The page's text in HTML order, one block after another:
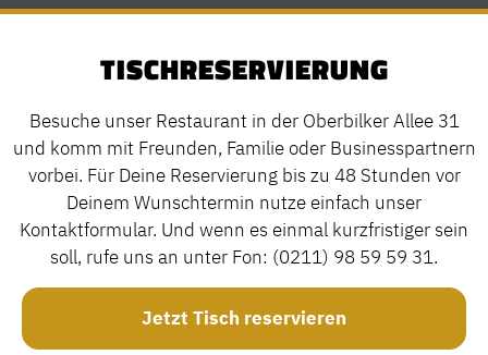
TISCHRESERVIERUNG
Besuche unser Restaurant in der Oberbilker Allee 31
und komm mit Freunden, Familie oder Businesspartnern
vorbei. Für Deine Reservierung bis zu 48 Stunden vor
Deinem Wunschtermin nutze einfach unser
Kontaktformular. Und wenn es einmal kurzfristiger sein
soll, rufe uns an unter Fon: (0211) 98 59 59 31.
Jetzt Tisch reservieren